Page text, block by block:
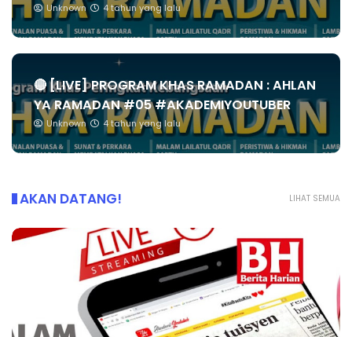
Unknown 4 tahun yang lalu
🔴 [LIVE] PROGRAM KHAS RAMADAN : AHLAN
YA RAMADAN #05 #AKADEMIYOUTUBER
Unknown 4 tahun yang lalu
LIHAT SEMUA
AKAN DATANG!